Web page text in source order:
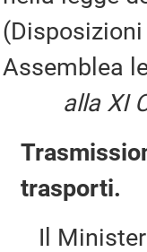
Assemblea
alla XI
trasporti.
Il